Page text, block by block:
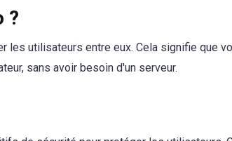
?
les utilisateurs entre eux. Cela signifie que
sans avoir besoin d'un serveur.